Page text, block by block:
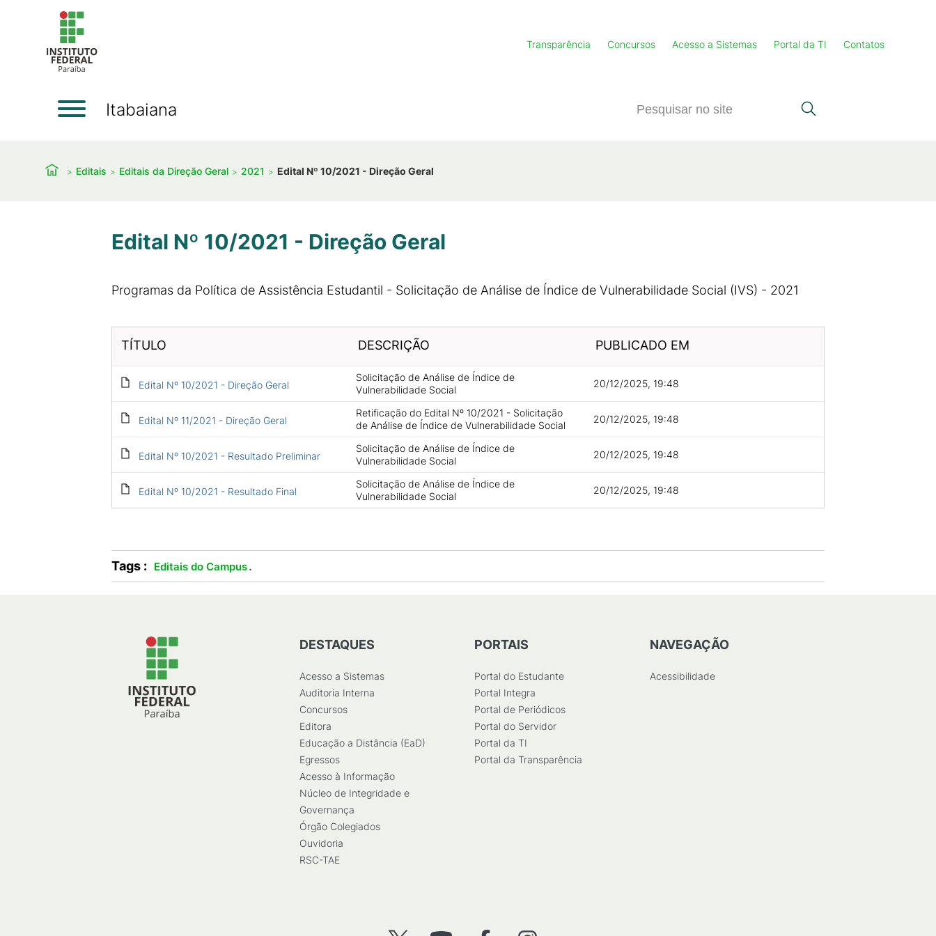
Transparência Concursos Acesso a Sistemas Portal da TI Contatos
Itabaiana
Editais Editais da Direção Geral 2021 Edital Nº 10/2021 - Direção Geral
Edital Nº 10/2021 - Direção Geral
Programas da Política de Assistência Estudantil - Solicitação de Análise de Índice de Vulnerabilidade Social (IVS) - 2021
TÍTULO DESCRIÇÃO PUBLICADO EM
Edital Nº 10/2021 - Direção Geral
Solicitação de Análise de Índice de
Vulnerabilidade Social
20/12/2025, 19:48
Edital Nº 11/2021 - Direção Geral
Retificação do Edital Nº 10/2021 - Solicitação
de Análise de Índice de Vulnerabilidade Social
20/12/2025, 19:48
Edital Nº 10/2021 - Resultado Preliminar
Solicitação de Análise de Índice de
Vulnerabilidade Social
20/12/2025, 19:48
Edital Nº 10/2021 - Resultado Final
Solicitação de Análise de Índice de
Vulnerabilidade Social
20/12/2025, 19:48
Tags : Editais do Campus.
DESTAQUES
Acesso a Sistemas
Auditoria Interna
Concursos
Editora
Educação a Distância (EaD)
Egressos
Acesso à Informação
Núcleo de Integridade e
Governança
Órgão Colegiados
Ouvidoria
RSC-TAE
PORTAIS
Portal do Estudante
Portal Integra
Portal de Periódicos
Portal do Servidor
Portal da TI
Portal da Transparência
NAVEGAÇÃO
Acessibilidade